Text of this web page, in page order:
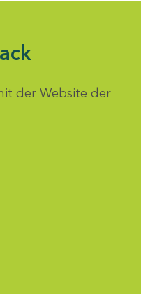
der Website der
auswählen